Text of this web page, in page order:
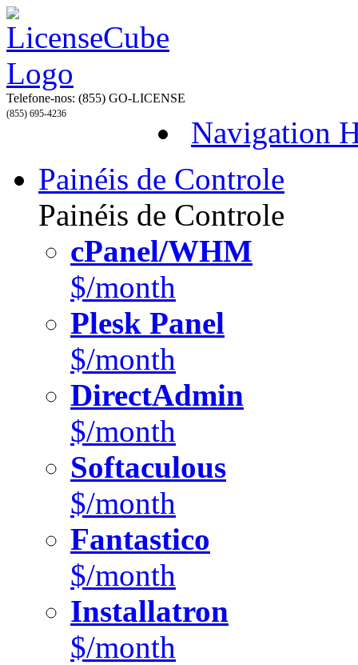
Telefone-nos: (855) GO-LICENSE
(855) 695-4236
Navigation
Painéis de Controle
Painéis de Controle
cPanel/WHM
$/month
Plesk Panel
$/month
DirectAdmin
$/month
Softaculous
$/month
Fantastico
$/month
Installatron
$/month